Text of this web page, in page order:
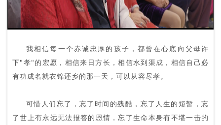
我相信每一个赤诚忠厚的孩子，都曾在心底向父母许
下"孝"的宏愿，相信来日方长，相信水到渠成，相信自己必
有功成名就衣锦还乡的那一天，可以从容尽孝。
可惜人们忘了，忘了时间的残酷，忘了人生的短暂，忘
了世上有永远无法报答的恩情，忘了生命本身有不堪一击的